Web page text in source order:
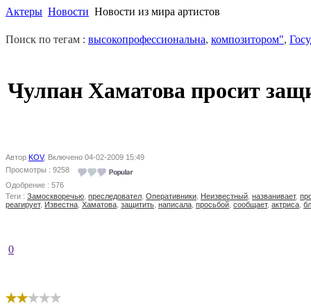
Актеры Новости Новости из мира артистов
Поиск по тегам : высокопрофессиональна, композитором",
Чулпан Хаматова просит
Автор KOV, Включено 04-02-2009 15:49
Просмотры : 9258
Одобрение : 576
Теги : Замоскворечью преследовател Оперативники Неизвестный названивает,
реагирует, Известна Хаматова защитить написала просьбой сообщает, актриса
0